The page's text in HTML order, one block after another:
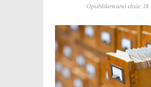
Opublikowano dnia: 18